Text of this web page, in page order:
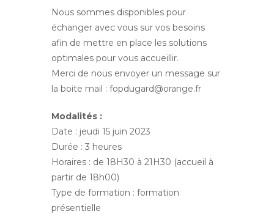
Nous sommes disponibles pour
échanger avec vous sur vos besoins
afin de mettre en place les solutions
optimales pour vous accueillir.
Merci de nous envoyer un message sur
la boite mail : fopdugard@orange.fr
Modalités :
Date : jeudi 15 juin 2023
Durée : 3 heures
Horaires : de 18H30 à 21H30 (accueil à
partir de 18h00)
Type de formation : formation
présentielle